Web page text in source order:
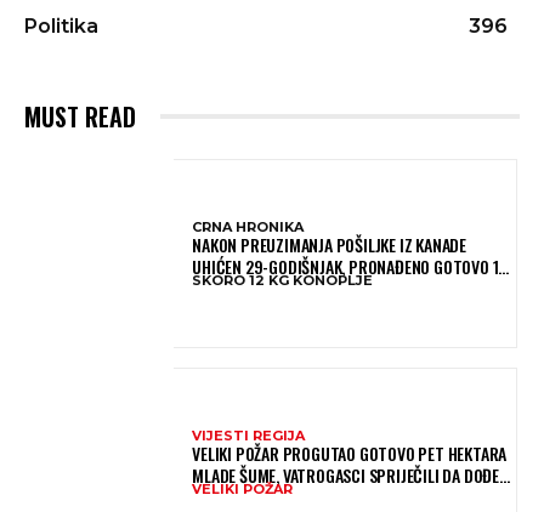
Politika
396
MUST READ
CRNA HRONIKA
NAKON PREUZIMANJA POŠILJKE IZ KANADE
UHIĆEN 29-GODIŠNJAK, PRONAĐENO GOTOVO 12
KILOGRAMA KONOPLJE
SKORO 12 KG KONOPLJE
VIJESTI REGIJA
VELIKI POŽAR PROGUTAO GOTOVO PET HEKTARA
MLADE ŠUME, VATROGASCI SPRIJEČILI DA DOĐE
DO JOŠ VEĆE KATASTROFE
VELIKI POŽAR